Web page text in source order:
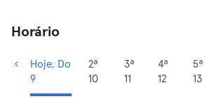
Horário
Hoje, Do
9
2ª
10
3ª
11
4ª
12
5ª
13